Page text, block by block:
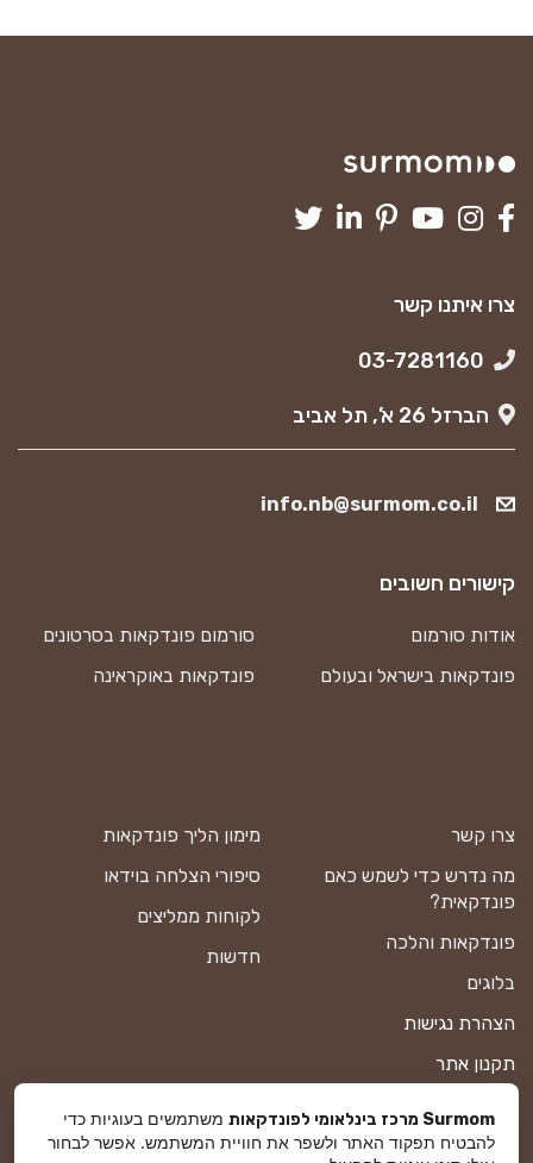
צרו איתנו קשר
הברזל 26 א’, תל אביב
info.nb@surmom.co.il
צרו קשר
מה נדרש כדי לשמש כאם
פונדקאית?
פונדקאות והלכה
בלוגים
הצהרת נגישות
תקנון אתר
מפת אתר
מימון הליך פונדקאות
סיפורי הצלחה בוידאו
לקוחות ממליצים
חדשות
קישורים חשובים
אודות סורמום
סורמום פונדקאות בסרטונים
פונדקאות בישראל ובעולם
פונדקאות באוקראינה
Surmom מרכז בינלאומי לפונדקאות
משתמשים בעוגיות כדי
להבטיח תפקוד האתר ולשפר את חוויית המשתמש. אפשר לבחור